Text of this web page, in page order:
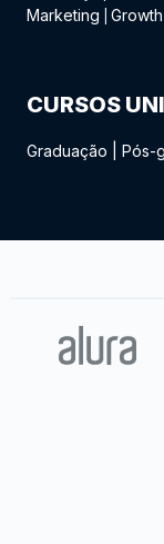
Marketing
CURSOS
Graduação Pós-